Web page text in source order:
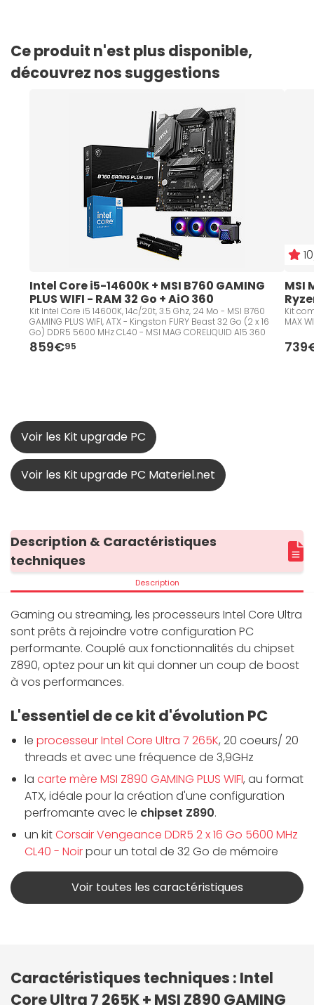
Ce produit n'est plus disponible,
découvrez nos suggestions
Intel Core i5-14600K + MSI B760 GAMING
PLUS WIFI - RAM 32 Go + AiO 360
Kit Intel Core i5 14600K, 14c/20t, 3.5 Ghz, 24 Mo - MSI B760
GAMING PLUS WIFI, ATX - Kingston FURY Beast 32 Go (2 x 16
Go) DDR5 5600 MHz CL40 - MSI MAG CORELIQUID A15 360
859€95
MSI
Kit
MAX
Voir les Kit upgrade PC
Voir les Kit upgrade PC Materiel.net
Description & Caractéristiques
techniques
Description
Gaming ou streaming, les processeurs Intel Core Ultra
sont prêts à rejoindre votre configuration PC
performante. Couplé aux fonctionnalités du chipset
Z890, optez pour un kit qui donner un coup de boost
à vos performances.
L'essentiel de ce kit d'évolution PC
le processeur Intel Core Ultra 7 265K, 20 coeurs/ 20
threads et avec une fréquence de 3,9GHz
la carte mère MSI Z890 GAMING PLUS WIFI, au format
ATX, idéale pour la création d'une configuration
perfromante avec le chipset Z890.
un kitCorsair Vengeance DDR5 2 x 16 Go 5600 MHz
CL40 - Noirpour un total de 32 Go de mémoire
Voir toutes les caractéristiques
Caractéristiques techniques : Intel
Core Ultra 7 265K + MSI Z890 GAMING